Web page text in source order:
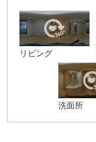
リビング
洗面所